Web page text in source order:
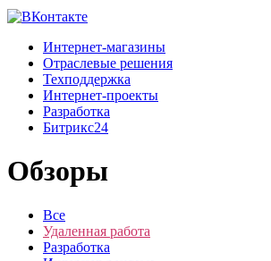
Интернет-магазины
Отраслевые решения
Техподдержка
Интернет-проекты
Разработка
Битрикс24
Обзоры
Все
Удаленная работа
Разработка